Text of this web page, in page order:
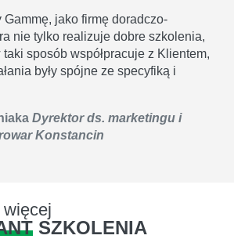
Gammę, jako firmę doradczo-
nie tylko realizuje dobre szkolenia,
sposób współpracuje z Klientem,
były spójne ze specyfiką i
Dyrektor ds. marketingu i
Konstancin
SZKOLENIA